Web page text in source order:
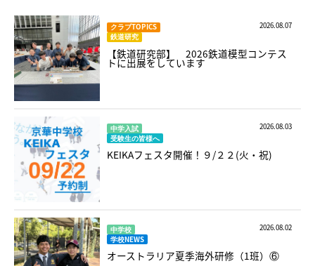
クラブTOPICS
鉄道研究
2026.08.07
【鉄道研究部】 2026鉄道模型コンテス
トに出展をしています
中学入試
受験生の皆様へ
2026.08.03
KEIKAフェスタ開催！９/２２(火・祝)
中学校
学校NEWS
2026.08.02
オーストラリア夏季海外研修（1班）⑥